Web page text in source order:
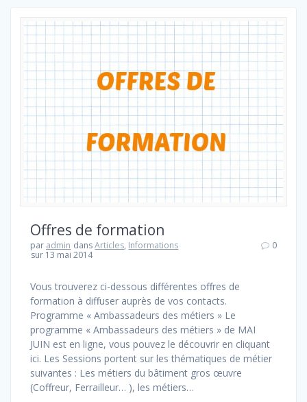
Offres de formation
par admin dansArticles, Informations
sur 13 mai 2014
0
Vous trouverez ci-dessous différentes offres de
formation à diffuser auprès de vos contacts.
Programme « Ambassadeurs des métiers » Le
programme « Ambassadeurs des métiers » de MAI
JUIN est en ligne, vous pouvez le découvrir en cliquant
ici. Les Sessions portent sur les thématiques de métier
suivantes : Les métiers du bâtiment gros œuvre
(Coffreur, Ferrailleur… ), les métiers…